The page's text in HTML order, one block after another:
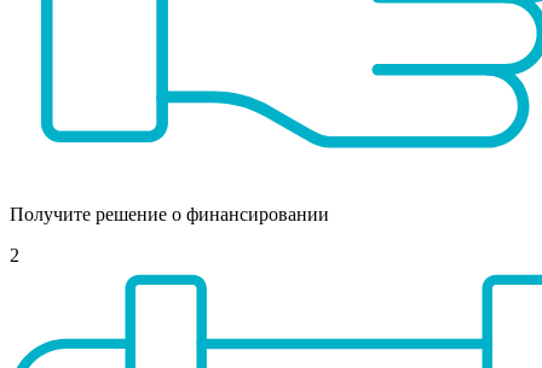
Получите решение о финансировании
2